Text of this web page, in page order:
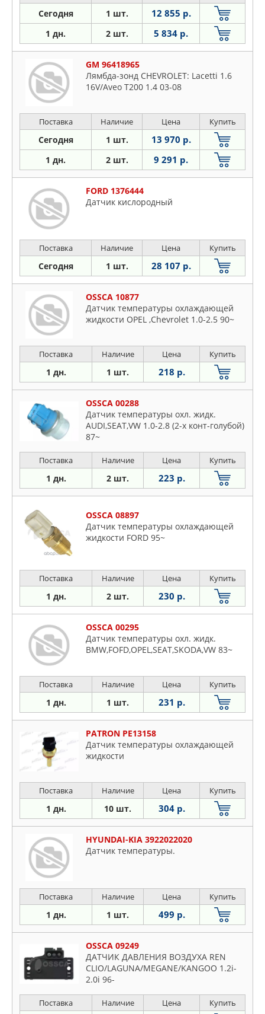
Сегодня 1 шт. 12 855 р.
1 дн. 2 шт. 5 834 р.
GM 96418965
Лямбда-зонд CHEVROLET: Lacetti 1.6
16V/Aveo T200 1.4 03-08
Поставка Наличие Цена Купить
Сегодня 1 шт. 13 970 р.
1 дн. 2 шт. 9 291 р.
FORD 1376444
Датчик кислородный
Поставка Наличие Цена Купить
Сегодня 1 шт. 28 107 р.
OSSCA 10877
Датчик температуры охлаждающей
жидкости OPEL ,Chevrolet 1.0-2.5 90~
Поставка Наличие Цена Купить
1 дн. 1 шт. 218 р.
OSSCA 00288
Датчик температуры охл. жидк.
AUDI,SEAT,VW 1.0-2.8 (2-x конт-голубой)
87~
Поставка Наличие Цена Купить
1 дн. 2 шт. 223 р.
OSSCA 08897
Датчик температуры охлаждающей
жидкости FORD 95~
Поставка Наличие Цена Купить
1 дн. 2 шт. 230 р.
OSSCA 00295
Датчик температуры охл. жидк.
BMW,FOFD,OPEL,SEAT,SKODA,VW 83~
Поставка Наличие Цена Купить
1 дн. 1 шт. 231 р.
PATRON PE13158
Датчик температуры охлаждающей
жидкости
Поставка Наличие Цена Купить
1 дн. 10 шт. 304 р.
HYUNDAI-KIA 3922022020
Датчик температуры.
Поставка Наличие Цена Купить
1 дн. 1 шт. 499 р.
OSSCA 09249
ДАТЧИК ДАВЛЕНИЯ ВОЗДУХА REN
CLIO/LAGUNA/MEGANE/KANGOO 1.2i-
2.0i 96-
Поставка Наличие Цена Купить